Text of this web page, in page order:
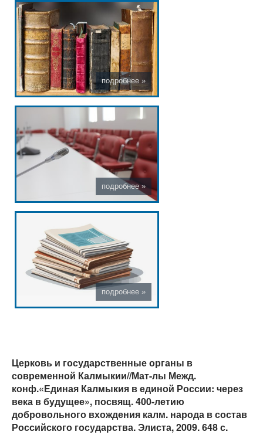
Церковь и государственные органы в
современной Калмыкии//Мат-лы Межд.
конф.«Единая Калмыкия в единой России: через
века в будущее», посвящ. 400-летию
добровольного вхождения калм. народа в состав
Российского государства. Элиста, 2009. 648 с.